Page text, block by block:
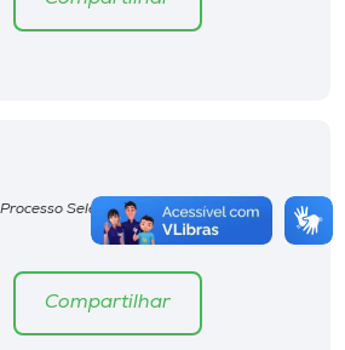
Seletivo Especial 2017-1-
Compartilhar